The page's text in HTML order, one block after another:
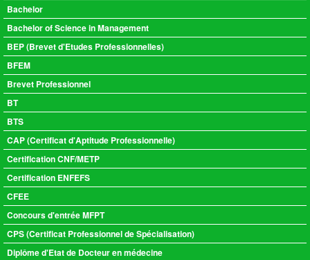
Bachelor
Bachelor of Science in Management
BEP (Brevet d'Etudes Professionnelles)
BFEM
Brevet Professionnel
BT
BTS
CAP (Certificat d'Aptitude Professionnelle)
Certification CNF/METP
Certification ENFEFS
CFEE
Concours d'entrée MFPT
CPS (Certificat Professionnel de Spécialisation)
Diplôme d'Etat de Docteur en médecine